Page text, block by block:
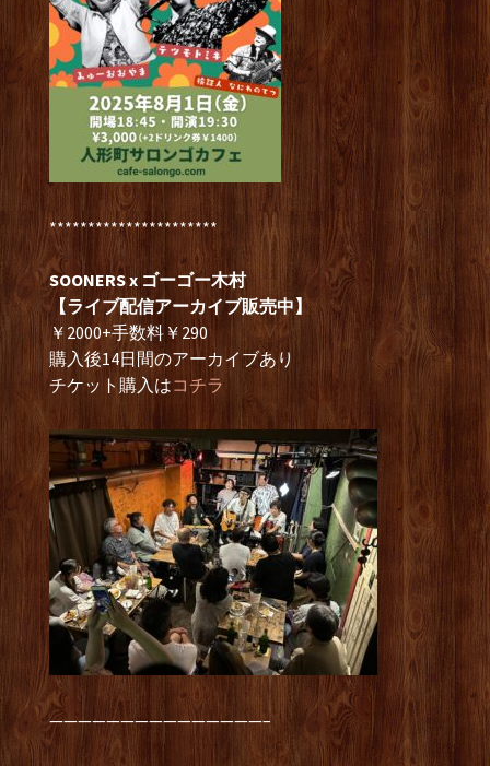
**********************
SOONERS x ゴーゴー木村
【ライブ配信アーカイブ販売中】
￥2000+手数料￥290
購入後14日間のアーカイブあり
チケット購入はコチラ
———————————————–